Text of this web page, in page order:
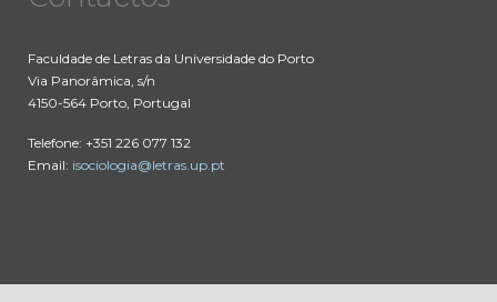
Faculdade de Letras da Universidade do Porto
Via Panorâmica, s/n
4150-564 Porto, Portugal
Telefone: +351 226 077 132
Email: isociologia@letras.up.pt